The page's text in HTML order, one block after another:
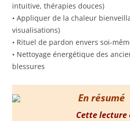
intuitive, thérapies douces)
• Appliquer de la chaleur
visualisations)
• Rituel de pardon envers soi-
• Nettoyage énergétique des
blessures
En résumé
Cette lecture